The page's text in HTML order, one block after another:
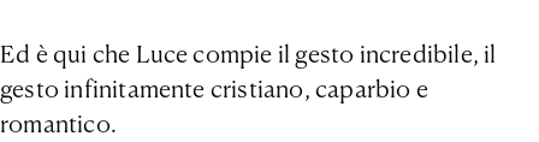
Ed è qui che Luce compie il gesto incredibile, il
gesto infinitamente cristiano, caparbio e
romantico.